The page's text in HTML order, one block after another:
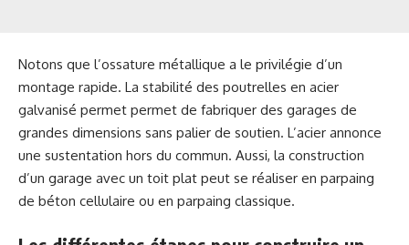
Notons que l’ossature métallique a le privilégie d’un
montage rapide. La stabilité des poutrelles en acier
galvanisé permet permet de fabriquer des garages de
grandes dimensions sans palier de soutien. L’acier annonce
une sustentation hors du commun. Aussi, la construction
d’un garage avec un toit plat peut se réaliser en parpaing
de béton cellulaire ou en parpaing classique.